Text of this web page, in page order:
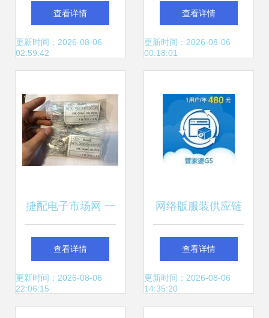
工具，更需精通技
巧
查看详情
更新时间：2026-08-06
02:59:42
批发厂家采购价格
与软件销售平台选
查看详情
更新时间：2026-08-06
00:18:01
捷配电子市场网 一
站式电子元件与软
件销售供应平台
查看详情
更新时间：2026-08-06
22:06:15
网络版服装供应链
价格、批发与数字
化平台解析
查看详情
更新时间：2026-08-06
14:35:20